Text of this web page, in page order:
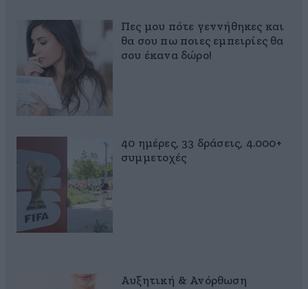
Πες μου πότε γεννήθηκες και
θα σου πω ποιες εμπειρίες θα
σου έκανα δώρο!
40 ημέρες, 33 δράσεις, 4.000+
συμμετοχές
Αυξητική & Ανόρθωση